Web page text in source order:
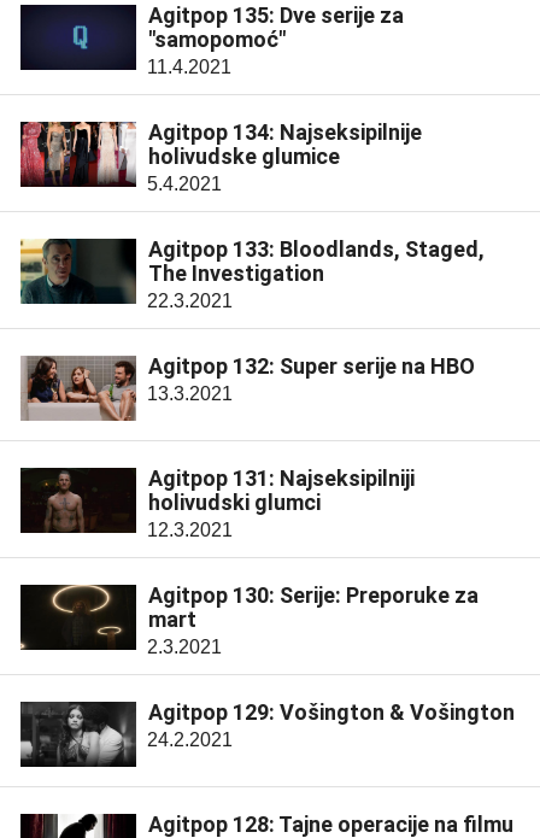
Agitpop 135: Dve serije za
"samopomoć"
11.4.2021
Agitpop 134: Najseksipilnije
holivudske glumice
5.4.2021
Agitpop 133: Bloodlands, Staged,
The Investigation
22.3.2021
Agitpop 132: Super serije na HBO
13.3.2021
Agitpop 131: Najseksipilniji
holivudski glumci
12.3.2021
Agitpop 130: Serije: Preporuke za
mart
2.3.2021
Agitpop 129: Vošington & Vošington
24.2.2021
Agitpop 128: Tajne operacije na filmu